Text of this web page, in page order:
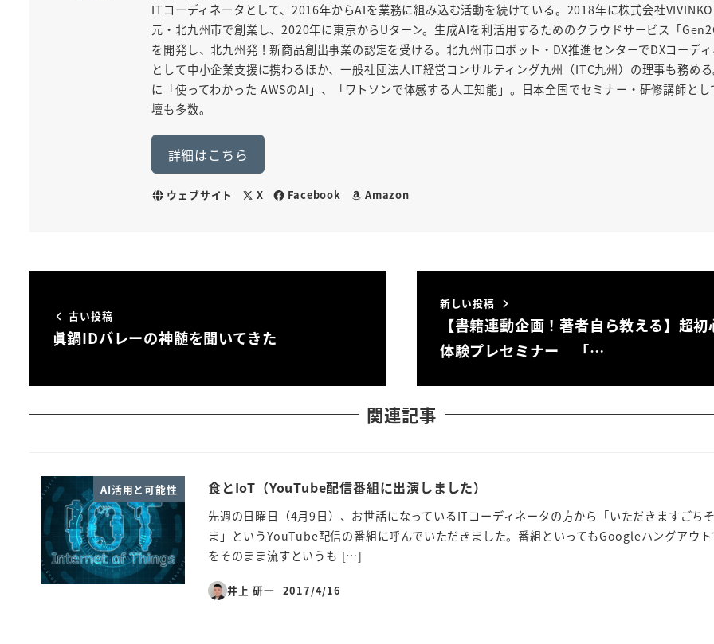
ITコーディネータとして、2016年からAIを業務に組み込む活動を続けている。2018年に株式会社
元・北九州市で創業し、2020年に東京からUターン。生成AIを利活用するためのクラウドサービス「
を開発し、北九州発！新商品創出事業の認定を受ける。北九州市ロボット・DX推進センターでDXコーデ
として中小企業支援に携わるほか、一般社団法人IT経営コンサルティング九州（ITC九州）の理事も務め
に「使ってわかった AWSのAI」、「ワトソンで体感する人工知能」。日本全国でセミナー・研修講師とし
壇も多数。
詳細はこちら
ウェブサイト X Facebook Amazon
古い投稿
眞鍋IDバレーの神髄を聞いてきた
新しい投稿
【書籍連動企画！著者自ら教える】超初
体験プレセミナー 「…
関連記事
AI活用と可能性 食とIoT（YouTube配信番組に出演しました）
先週の日曜日（4月9日）、お世話になっているITコーディネータの方から「いただきますごち
ま」というYouTube配信の番組に呼んでいただきました。番組といってもGoogleハングアウ
をそのまま流すというも […]
井上 研一
投稿日
2017/4/16